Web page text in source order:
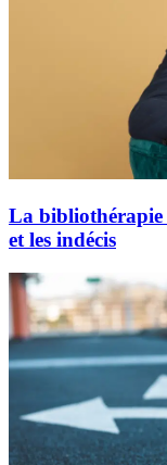
La
et les indécis